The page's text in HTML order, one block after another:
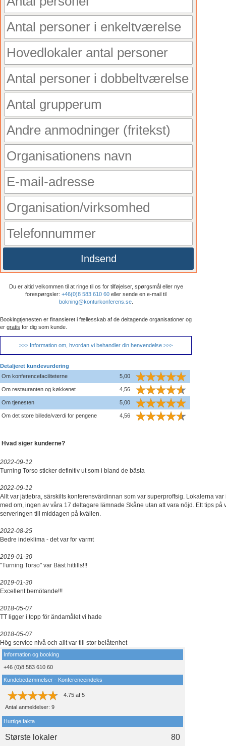
Indsend
Du er altid velkommen til at ringe til os for tilføjelser, spørgsmål eller nye
forespørgsler: +46(0)8 583 610 60 eller sende en e-mail til
bokning@konturkonferens.se.
Bookingtjenesten er finansieret i fællesskab af de deltagende organisationer og
er gratis for dig som kunde.
>>> Information om, hvordan vi behandler din henvendelse >>>
Detaljeret kundevurdering
Om konferencefaciliteterne
5,00
Om restauranten og køkkenet 4,56
Om tjenesten 5,00
Om det store billede/værdi for pengene 4,56
Hvad siger kunderne?
2022-09-12
Turning Torso sticker definitiv ut som i bland de bästa
2022-09-12
Allt var jättebra, särskilts konferensvärdinnan som var superproffsig. Lokalerna
med om, ingen av våra 17 deltagare lämnade Skåne utan att vara nöjd. Ett tips på
serveringen till middagen på kvällen.
2022-08-25
Bedre indeklima - det var for varmt
2019-01-30
"Turning Torso" var Bäst hittills!!!
2019-01-30
Excellent bemötande!!!
2018-05-07
TT ligger i topp för ändamålet vi hade
2018-05-07
Hög service nivå och allt var till stor belåtenhet
Information og booking
+46 (0)8 583 610 60
Kundebedømmelser - Konferenceindeks
4.75 af 5
Antal anmeldelser: 9
Hurtige fakta
Største lokaler
80